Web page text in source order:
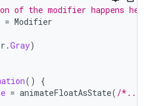
of the modifier happens
= Modifier
.Gray)
()
{
= animateFloatAsState( /